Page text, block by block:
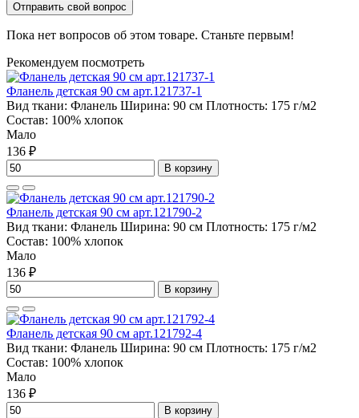
Отправить свой вопрос
Пока нет вопросов об этом товаре. Станьте первым!
Рекомендуем посмотреть
Фланель детская 90 см арт.121737-1
Вид ткани: Фланель Ширина: 90 см Плотность: 175 г/м2
Состав: 100% хлопок
Мало
136 ₽
В корзину
Фланель детская 90 см арт.121790-2
Вид ткани: Фланель Ширина: 90 см Плотность: 175 г/м2
Состав: 100% хлопок
Мало
136 ₽
В корзину
Фланель детская 90 см арт.121792-4
Вид ткани: Фланель Ширина: 90 см Плотность: 175 г/м2
Состав: 100% хлопок
Мало
136 ₽
В корзину